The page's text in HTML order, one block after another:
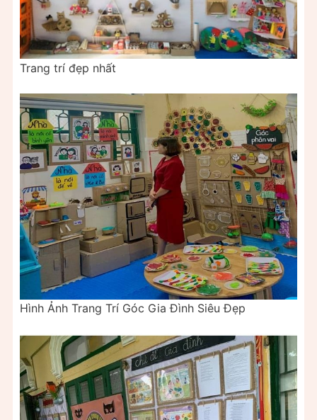
Trang trí đẹp nhất
Hình Ảnh Trang Trí Góc Gia Đình Siêu Đẹp